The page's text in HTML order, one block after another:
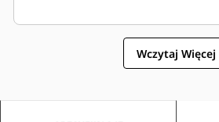
Wczytaj Więcej